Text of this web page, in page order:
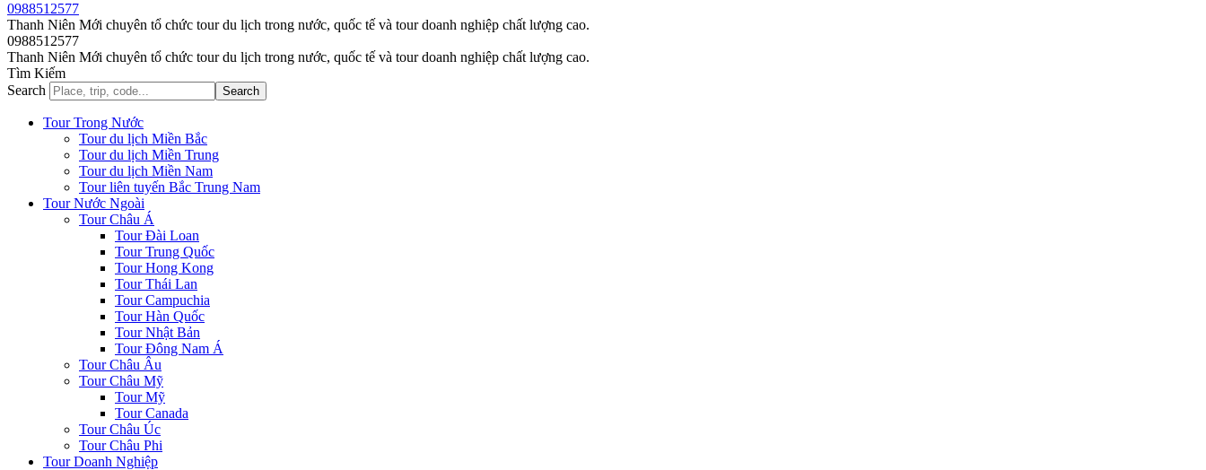
0988512577
Thanh Niên Mới chuyên tổ chức tour du lịch trong nước, quốc tế và tour doanh nghiệp chất lượng cao.
0988512577
Thanh Niên Mới chuyên tổ chức tour du lịch trong nước, quốc tế và tour doanh nghiệp chất lượng cao.
Tìm Kiếm
Search
Search
Tour Trong Nước
Tour du lịch Miền Bắc
Tour du lịch Miền Trung
Tour du lịch Miền Nam
Tour liên tuyến Bắc Trung Nam
Tour Nước Ngoài
Tour Châu Á
Tour Đài Loan
Tour Trung Quốc
Tour Hong Kong
Tour Thái Lan
Tour Campuchia
Tour Hàn Quốc
Tour Nhật Bản
Tour Đông Nam Á
Tour Châu Âu
Tour Châu Mỹ
Tour Mỹ
Tour Canada
Tour Châu Úc
Tour Châu Phi
Tour Doanh Nghiệp